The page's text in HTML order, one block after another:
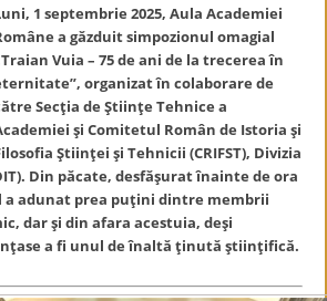
1 septembrie 2025, Aula Academiei
a găzduit simpozionul omagial
Vuia – 75 de ani de la trecerea în
organizat în colaborare de
Secţia de Ştiinţe Tehnice a
şi Comitetul Român de Istoria şi
Ştiinţei şi Tehnicii (CRIFST), Divizia
Din păcate, desfăşurat înainte de ora
a adunat prea puţini dintre membrii
dar şi din afara acestuia, deşi
a fi unul de înaltă ţinută ştiinţifică.